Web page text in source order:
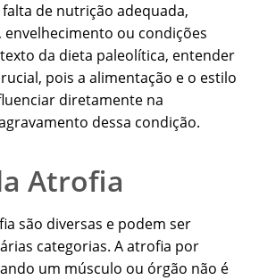
de nutrição adequada,
envelhecimento ou condições
da dieta paleolítica, entender
pois a alimentação e o estilo
diretamente na
dessa condição.
Atrofia
são diversas e podem ser
categorias. A atrofia por
um músculo ou órgão não é